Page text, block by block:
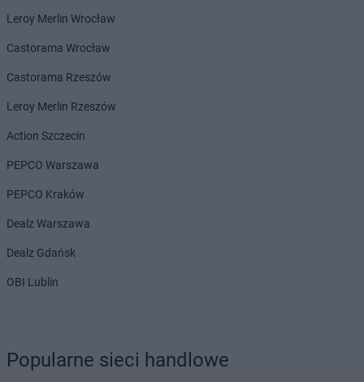
Leroy Merlin Wrocław
Castorama Wrocław
Castorama Rzeszów
Leroy Merlin Rzeszów
Action Szczecin
PEPCO Warszawa
PEPCO Kraków
Dealz Warszawa
Dealz Gdańsk
OBI Lublin
Popularne sieci handlowe